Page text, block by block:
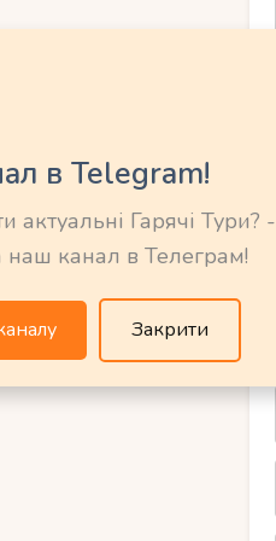
які
для тих,
в Telegram!
актуальні Гарячі Тури? -
наш канал в Телеграм!
Закрити